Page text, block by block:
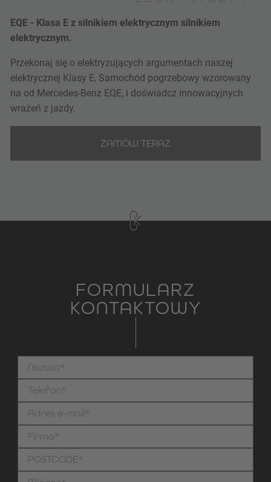
EQE - Klasa E z silnikiem elektrycznym silnikiem
elektrycznym.
Przekonaj się o elektryzujących argumentach naszej
elektrycznej Klasy E, Samochód pogrzebowy wzorowany
na od Mercedes-Benz EQE, i doświadcz innowacyjnych
wrażeń z jazdy.
ZAMÓW TERAZ
FORMULARZ
KONTAKTOWY